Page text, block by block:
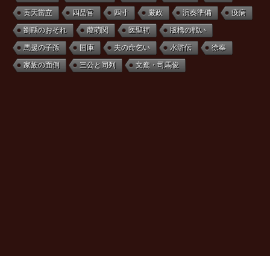
黄天當立 四品官 四寸 厳政 演奏準備 疫病
劉繇のおそれ 葭萌関 医聖祠 版橋の戦い
馬援の子孫 国庫 夫の命乞い 水滸伝 徐奉
家族の面倒 三公と同列 文鴦・司馬俊